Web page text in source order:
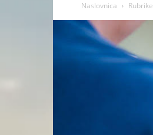
Naslovnica Rubrike